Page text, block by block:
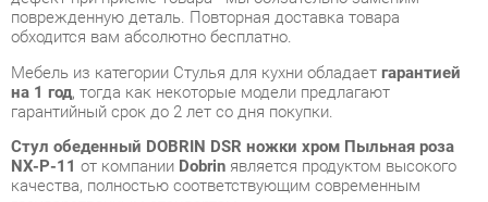
Стул обеденный DOBRIN DSR ножки хром Пыльная роза
качества, полностью соответствующим современным
государственным стандартам.
Мы надеемся, что вам понравится ваша покупка, и будем
очень признательны, если вы поделитесь своими
впечатлениями, что поможет нашим будущим покупателям
сориентироваться.